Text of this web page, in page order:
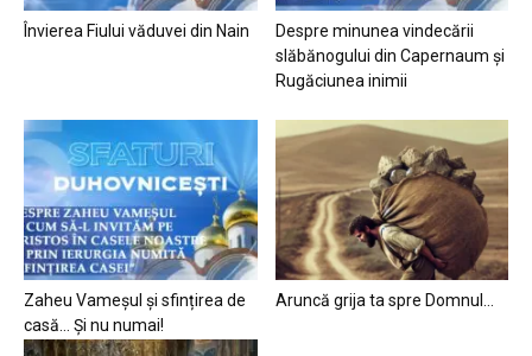
Învierea Fiului văduvei din Nain
Despre minunea vindecării
slăbănogului din Capernaum și
Rugăciunea inimii
Zaheu Vameșul și sfințirea de
casă… Și nu numai!
Aruncă grija ta spre Domnul…